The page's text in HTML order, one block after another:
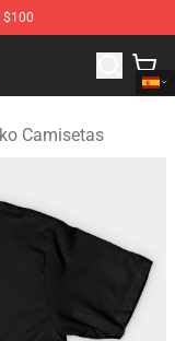
$100
Merchandise
Camisetas